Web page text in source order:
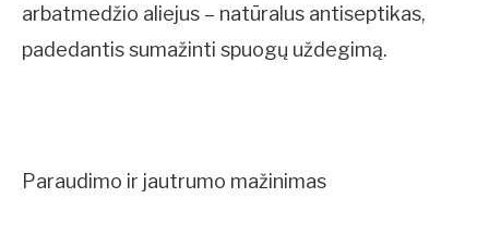
arbatmedžio aliejus – natūralus antiseptikas,
padedantis sumažinti spuogų uždegimą.
Paraudimo ir jautrumo mažinimas